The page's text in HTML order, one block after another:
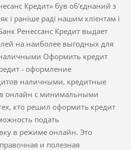
Кредит» був об'єднаний з
і раніше раді нашим клієнтам і
Ренессанс Кредит выдает
на наиболее выгодных для
Оформить кредит
- оформление
наличными, кредитные
онлайн с минимальными
кто решил оформить кредит
подать
в режиме онлайн. Это
и полезная